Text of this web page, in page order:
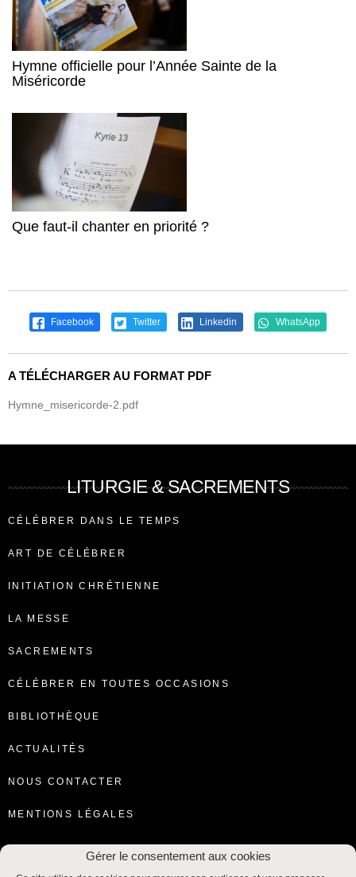
Gérer le consentement aux cookies
Hymne officielle pour l’Année Sainte de la
Miséricorde
Que faut-il chanter en priorité ?
Facebook Twitter Linkedin WhatsApp
A TÉLÉCHARGER AU FORMAT PDF
Hymne_misericorde-2.pdf
LITURGIE & SACREMENTS
CÉLÉBRER DANS LE TEMPS
ART DE CÉLÉBRER
INITIATION CHRÉTIENNE
LA MESSE
SACREMENTS
CÉLÉBRER EN TOUTES OCCASIONS
BIBLIOTHÈQUE
ACTUALITÉS
NOUS CONTACTER
MENTIONS LÉGALES